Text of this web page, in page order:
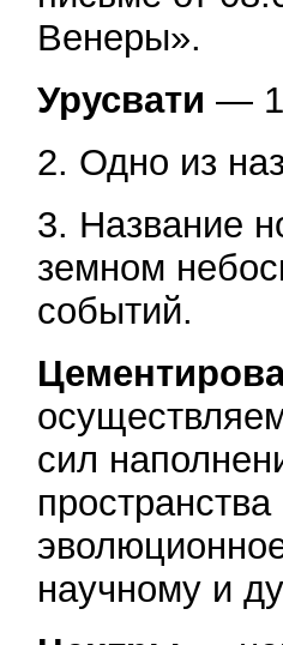
Венеры».
Урусвати —
2. Одно из
3. Название
земном
событий.
сил
научному и